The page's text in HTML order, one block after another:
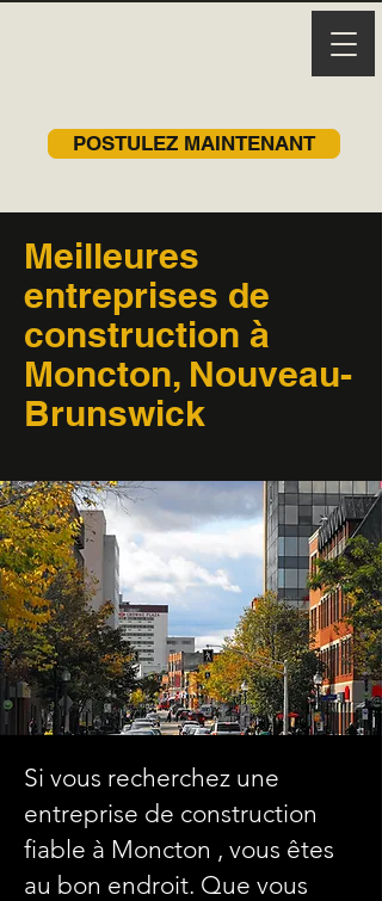
POSTULEZ MAINTENANT
Meilleures
entreprises de
construction à
Moncton, Nouveau-
Brunswick
Si vous recherchez une
entreprise de construction
fiable à Moncton , vous êtes
au bon endroit. Que vous